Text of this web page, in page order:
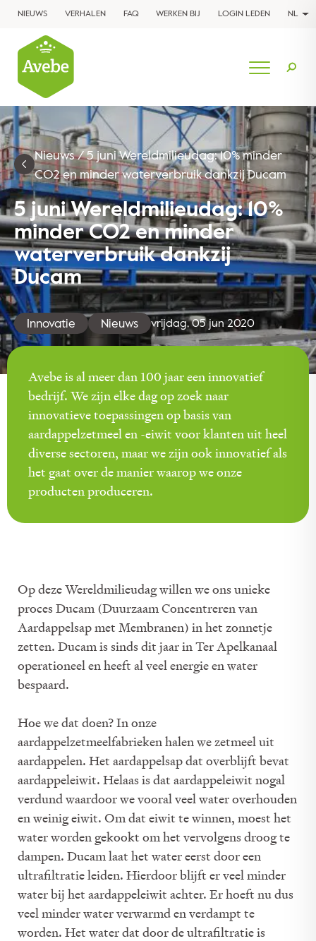
NIEUWS VERHALEN FAQ WERKEN BIJ LOGIN LEDEN NL
Nieuws/5 juni Wereldmilieudag: 10% minder
CO2 en minder waterverbruik dankzij Ducam
5 juni Wereldmilieudag: 10%
minder CO2 en minder
waterverbruik dankzij
Ducam
Innovatie Nieuws vrijdag, 05 jun 2020
Avebe is al meer dan 100 jaar een innovatief
bedrijf. We zijn elke dag op zoek naar
innovatieve toepassingen op basis van
aardappelzetmeel en -eiwit voor klanten uit heel
diverse sectoren, maar we zijn ook innovatief als
het gaat over de manier waarop we onze
producten produceren.
Op deze Wereldmilieudag willen we ons unieke
proces Ducam (Duurzaam Concentreren van
Aardappelsap met Membranen) in het zonnetje
zetten. Ducam is sinds dit jaar in Ter Apelkanaal
operationeel en heeft al veel energie en water
bespaard.
Hoe we dat doen? In onze
aardappelzetmeelfabrieken halen we zetmeel uit
aardappelen. Het aardappelsap dat overblijft bevat
aardappeleiwit. Helaas is dat aardappeleiwit nogal
verdund waardoor we vooral veel water overhouden
en weinig eiwit. Om dat eiwit te winnen, moest het
water worden gekookt om het vervolgens droog te
dampen. Ducam laat het water eerst door een
ultrafiltratie leiden. Hierdoor blijft er veel minder
water bij het aardappeleiwit achter. Er hoeft nu dus
veel minder water verwarmd en verdampt te
worden. Het water dat door de ultrafiltratie is